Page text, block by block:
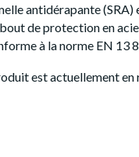
antidérapante (SRA)
de protection en
à la norme EN 13
est actuellement